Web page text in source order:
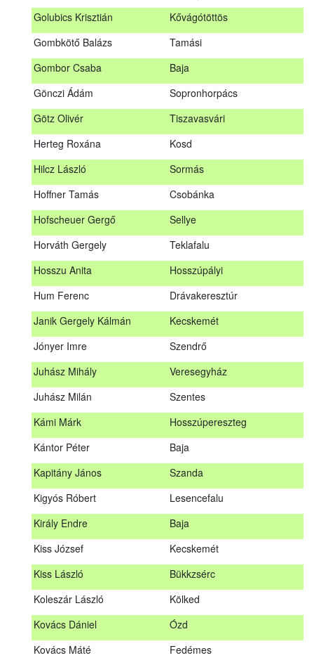
Golubics Krisztián
Kővágótöttös
Gombkötő Balázs
Tamási
Gombor Csaba
Baja
Gönczi Ádám
Sopronhorpács
Götz Olivér
Tiszavasvári
Herteg Roxána
Kosd
Hilcz László
Sormás
Hoffner Tamás
Csobánka
Hofscheuer Gergő
Sellye
Horváth Gergely
Teklafalu
Hosszu Anita
Hosszúpályi
Hum Ferenc
Drávakeresztúr
Janik Gergely Kálmán
Kecskemét
Jónyer Imre
Szendrő
Juhász Mihály
Veresegyház
Juhász Milán
Szentes
Kámi Márk
Hosszúpereszteg
Kántor Péter
Baja
Kapitány János
Szanda
Kigyós Róbert
Lesencefalu
Király Endre
Baja
Kiss József
Kecskemét
Kiss László
Bükkzsérc
Koleszár László
Kölked
Kovács Dániel
Ózd
Kovács Máté
Fedémes
Egyházasrádóc
Kiskorpád
Kővágótöttös
Gombor Csaba
Kosd
Csobánka
Horváth Gergely
Hosszu Anita
Drávakeresztúr
Szendrő
Veresegyház
Juhász Milán
Kámi Márk
Kántor Péter
Baja